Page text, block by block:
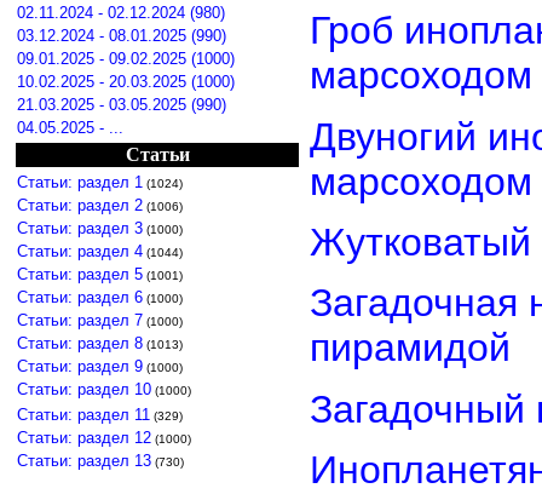
02.11.2024 - 02.12.2024 (980)
03.12.2024 - 08.01.2025 (990)
09.01.2025 - 09.02.2025 (1000)
10.02.2025 - 20.03.2025 (1000)
21.03.2025 - 03.05.2025 (990)
04.05.2025 - ...
Статьи
Статьи: раздел 1 (1024)
Статьи: раздел 2 (1006)
Статьи: раздел 3 (1000)
Статьи: раздел 4 (1044)
Статьи: раздел 5 (1001)
Статьи: раздел 6 (1000)
Статьи: раздел 7 (1000)
Статьи: раздел 8 (1013)
Статьи: раздел 9 (1000)
Статьи: раздел 10 (1000)
Статьи: раздел 11 (329)
Статьи: раздел 12 (1000)
Статьи: раздел 13 (730)
Гроб
марсоходом
Двуногий
марсоходом
Загадочная
пирамидой